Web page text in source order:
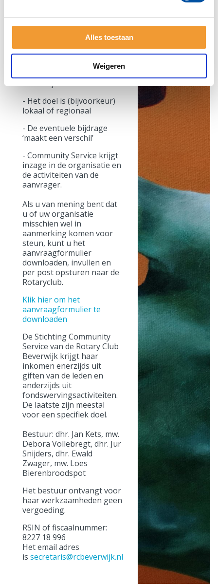
Alles toestaan
Weigeren
komen voor steun dient
het doel tenminste aan de
volgende voorwaarden te
voldoen:
- Het doel past binnen het
karakter van de Rotaryclub
Beverwijk
- Het doel is (bijvoorkeur)
lokaal of regionaal
- De eventuele bijdrage
‘maakt een verschil’
- Community Service krijgt
inzage in de organisatie en
de activiteiten van de
aanvrager.
Als u van mening bent dat
u of uw organisatie
misschien wel in
aanmerking komen voor
steun, kunt u het
aanvraagformulier
downloaden, invullen en
per post opsturen naar de
Rotaryclub.
Klik hier om het
aanvraagformulier te
downloaden
De Stichting Community
Service van de Rotary Club
Beverwijk krijgt haar
inkomen enerzijds uit
giften van de leden en
anderzijds uit
fondswervingsactiviteiten.
De laatste zijn meestal
voor een specifiek doel.
Bestuur: dhr. Jan Kets, mw.
Debora Vollebregt, dhr. Jur
Snijders, dhr. Ewald
Zwager, mw. Loes
Bierenbroodspot
Het bestuur ontvangt voor
haar werkzaamheden geen
vergoeding.
RSIN of fiscaalnummer:
8227 18 996
Het email adres
is secretaris@rcbeverwijk.nl